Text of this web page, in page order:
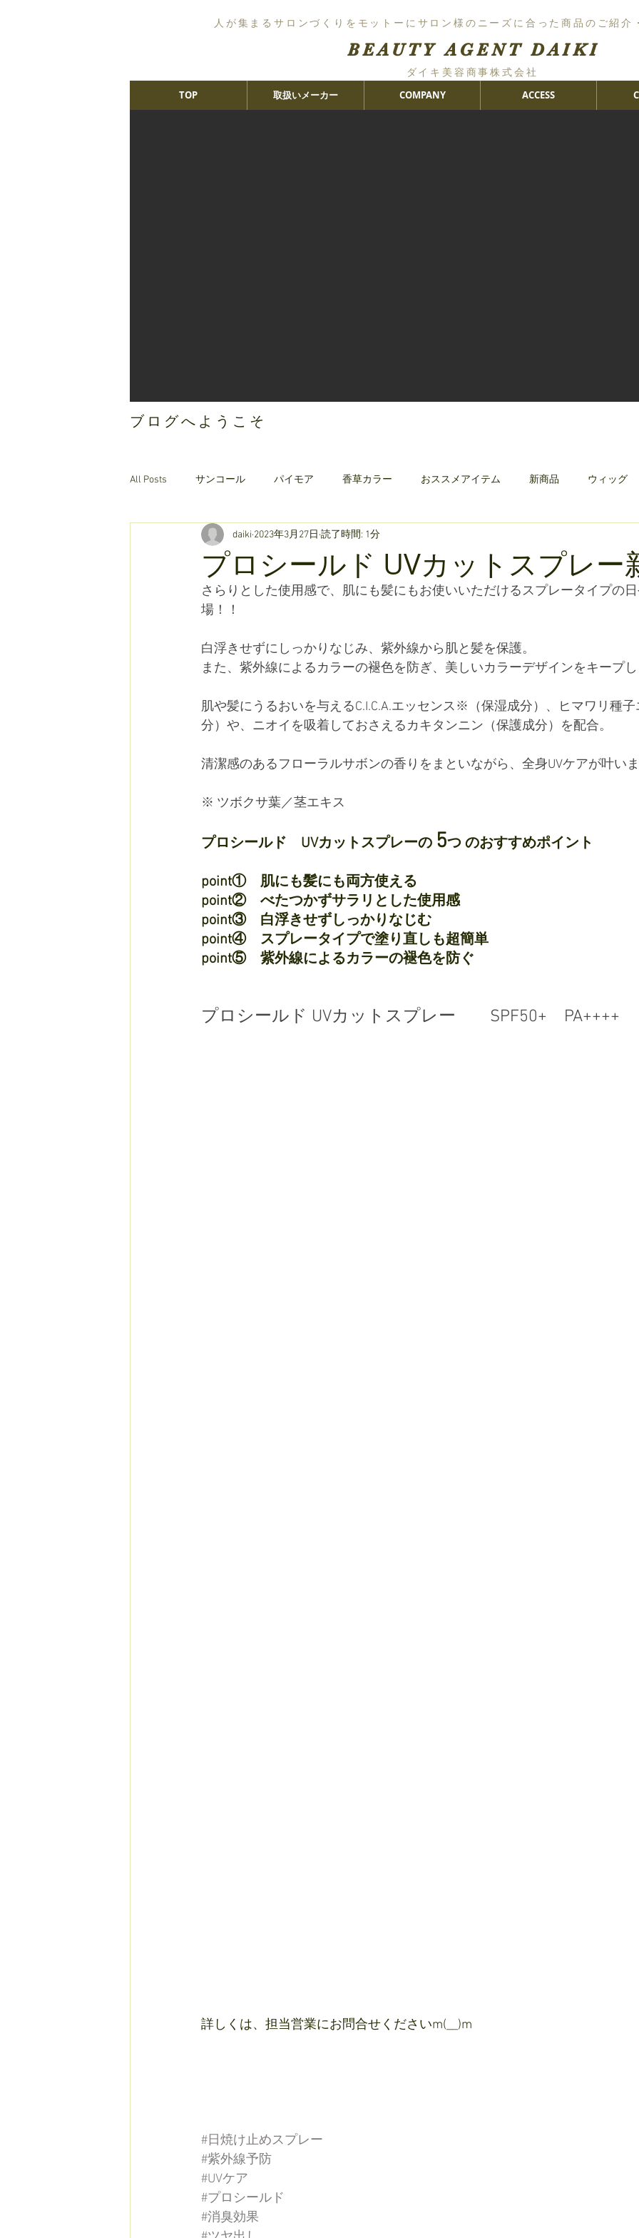
人が集まるサロンづくりをモットーにサロン様のニーズに合った商品のご紹介
BEAUTY AGENT DAIKI
TOP 取扱いメーカー COMPANY ACCESS
ダイキ美容商事株式会社
ブログへようこそ
All Posts サンコール パイモア 香草カラー おススメアイテム 新商品 ウィッグ
オリジナルヘアケア クリレージュ
プロシールド UVカットスプレー
daiki 2023年3月27日 読了時間: 1分
さらりとした使用感で、肌にも髪にもお使いいただけるスプレータイプの
場！！
白浮きせずにしっかりなじみ、紫外線から肌と髪を保護。
また、紫外線によるカラーの褪色を防ぎ、美しいカラーデザインをキープ
肌や髪にうるおいを与えるC.I.C.A.エッセンス※（保湿成分）、ヒマワリ種
分）や、ニオイを吸着しておさえるカキタンニン（保護成分）を配合。
清潔感のあるフローラルサボンの香りをまといながら、全身UVケアが叶い
※ ツボクサ葉／茎エキス
プロシールド　UVカットスプレーの 5つ のおすすめポイント
point①　肌にも髪にも両方使える
point②　べたつかずサラリとした使用感
point③　白浮きせずしっかりなじむ
point④　スプレータイプで塗り直しも超簡単
point⑤　紫外線によるカラーの褪色を防ぐ
プロシールド UVカットスプレー　　SPF50+　PA++++
詳しくは、担当営業にお問合せくださいm(__)m
#日焼け止めスプレー
#紫外線予防
#UVケア
#プロシールド
#消臭効果